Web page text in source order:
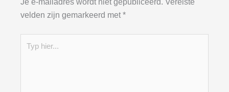
Je e-mailadres wordt niet gepubliceerd. Vereiste
velden zijn gemarkeerd met *
hier...